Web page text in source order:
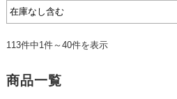
113件中1件～40件を表示
商品一覧